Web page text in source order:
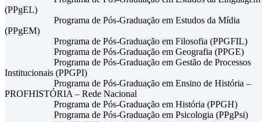
(PPgEL)
Programa de Pós-Graduação em Estudos da Mídia
(PPgEM)
Programa de Pós-Graduação em Filosofia (PPGFIL)
Programa de Pós-Graduação em Geografia (PPGE)
Programa de Pós-Graduação em Gestão de Processos
Institucionais (PPGPI)
Programa de Pós-Graduação em Ensino de História –
PROFHISTÓRIA – Rede Nacional
Programa de Pós-Graduação em História (PPGH)
Programa de Pós-Graduação em Psicologia (PPgPsi)